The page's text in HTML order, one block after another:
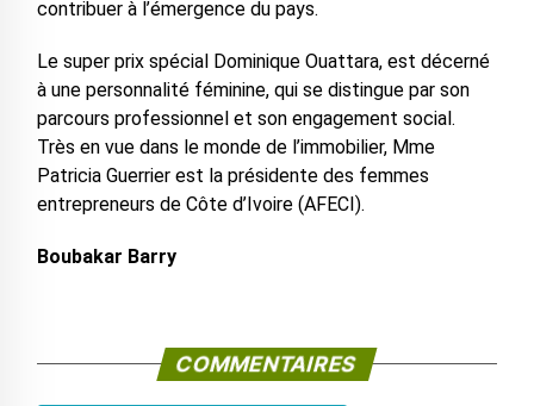
contribuer à l’émergence du pays.
Le super prix spécial Dominique Ouattara, est décerné
à une personnalité féminine, qui se distingue par son
parcours professionnel et son engagement social.
Très en vue dans le monde de l’immobilier, Mme
Patricia Guerrier est la présidente des femmes
entrepreneurs de Côte d’Ivoire (AFECI).
Boubakar Barry
COMMENTAIRES